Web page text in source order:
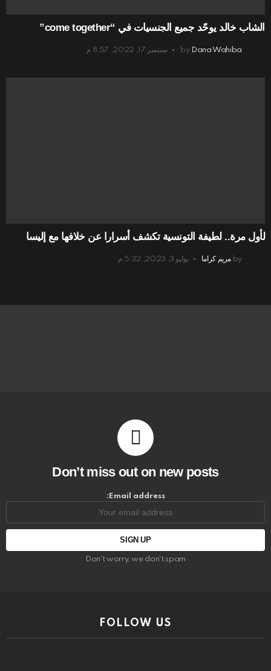
الشاب خالد يوحّد جميع الجنسيات في “come together”
by Dana Wahiba سبتمبر 17, 2022, 8:57 م
لأول مرة.. لطيفة التونسية تكشف أسرارا عن خلافها مع إليسا
by مريم كراما يوليو 3, 2023, 5:32 م
Don’t miss out on new posts
Email address:
Don't worry, we don't spam
FOLLOW US